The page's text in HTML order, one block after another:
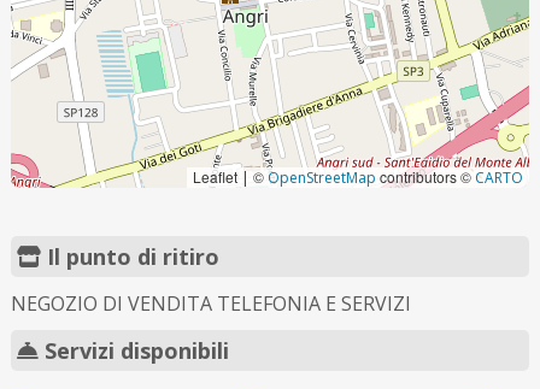
Leaflet | ©OpenStreetMap contributors ©CARTO
Il punto di ritiro
NEGOZIO DI VENDITA TELEFONIA E SERVIZI
Servizi disponibili